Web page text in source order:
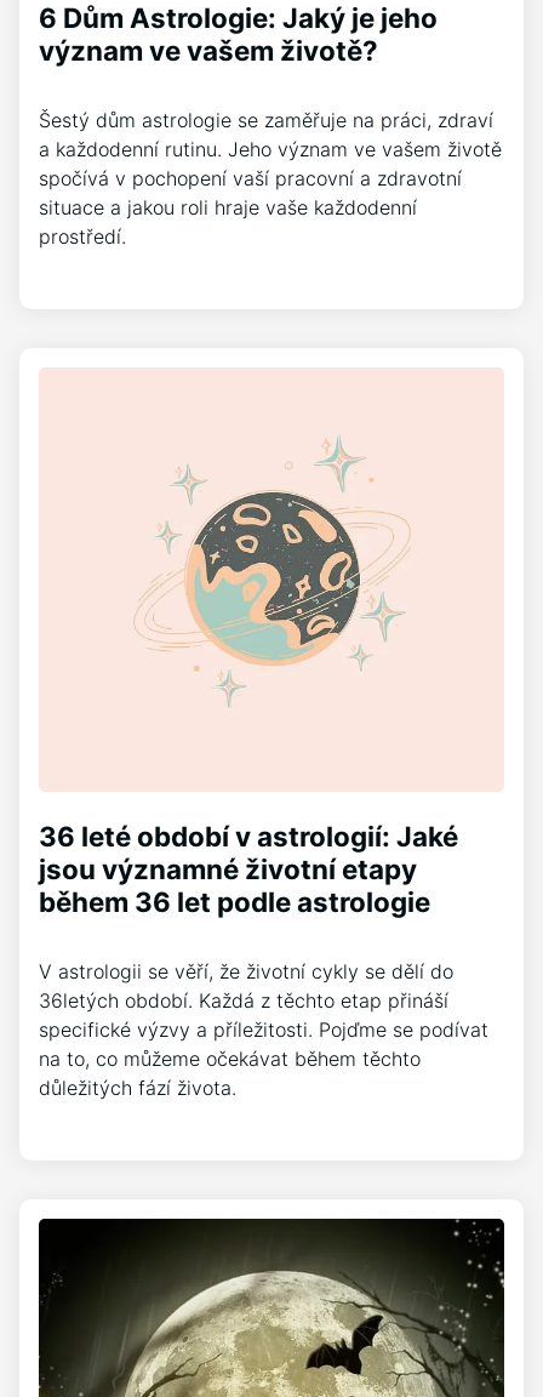
6 Dům Astrologie: Jaký je jeho
význam ve vašem životě?
Šestý dům astrologie se zaměřuje na práci, zdraví
a každodenní rutinu. Jeho význam ve vašem životě
spočívá v pochopení vaší pracovní a zdravotní
situace a jakou roli hraje vaše každodenní
prostředí.
36 leté období v astrologií: Jaké
jsou významné životní etapy
během 36 let podle astrologie
V astrologii se věří, že životní cykly se dělí do
36letých období. Každá z těchto etap přináší
specifické výzvy a příležitosti. Pojďme se podívat
na to, co můžeme očekávat během těchto
důležitých fází života.